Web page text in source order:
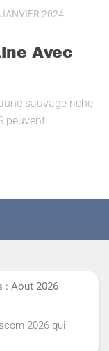
2024
Avec
sauvage riche
peuvent
: Aout 2026
2026 qui